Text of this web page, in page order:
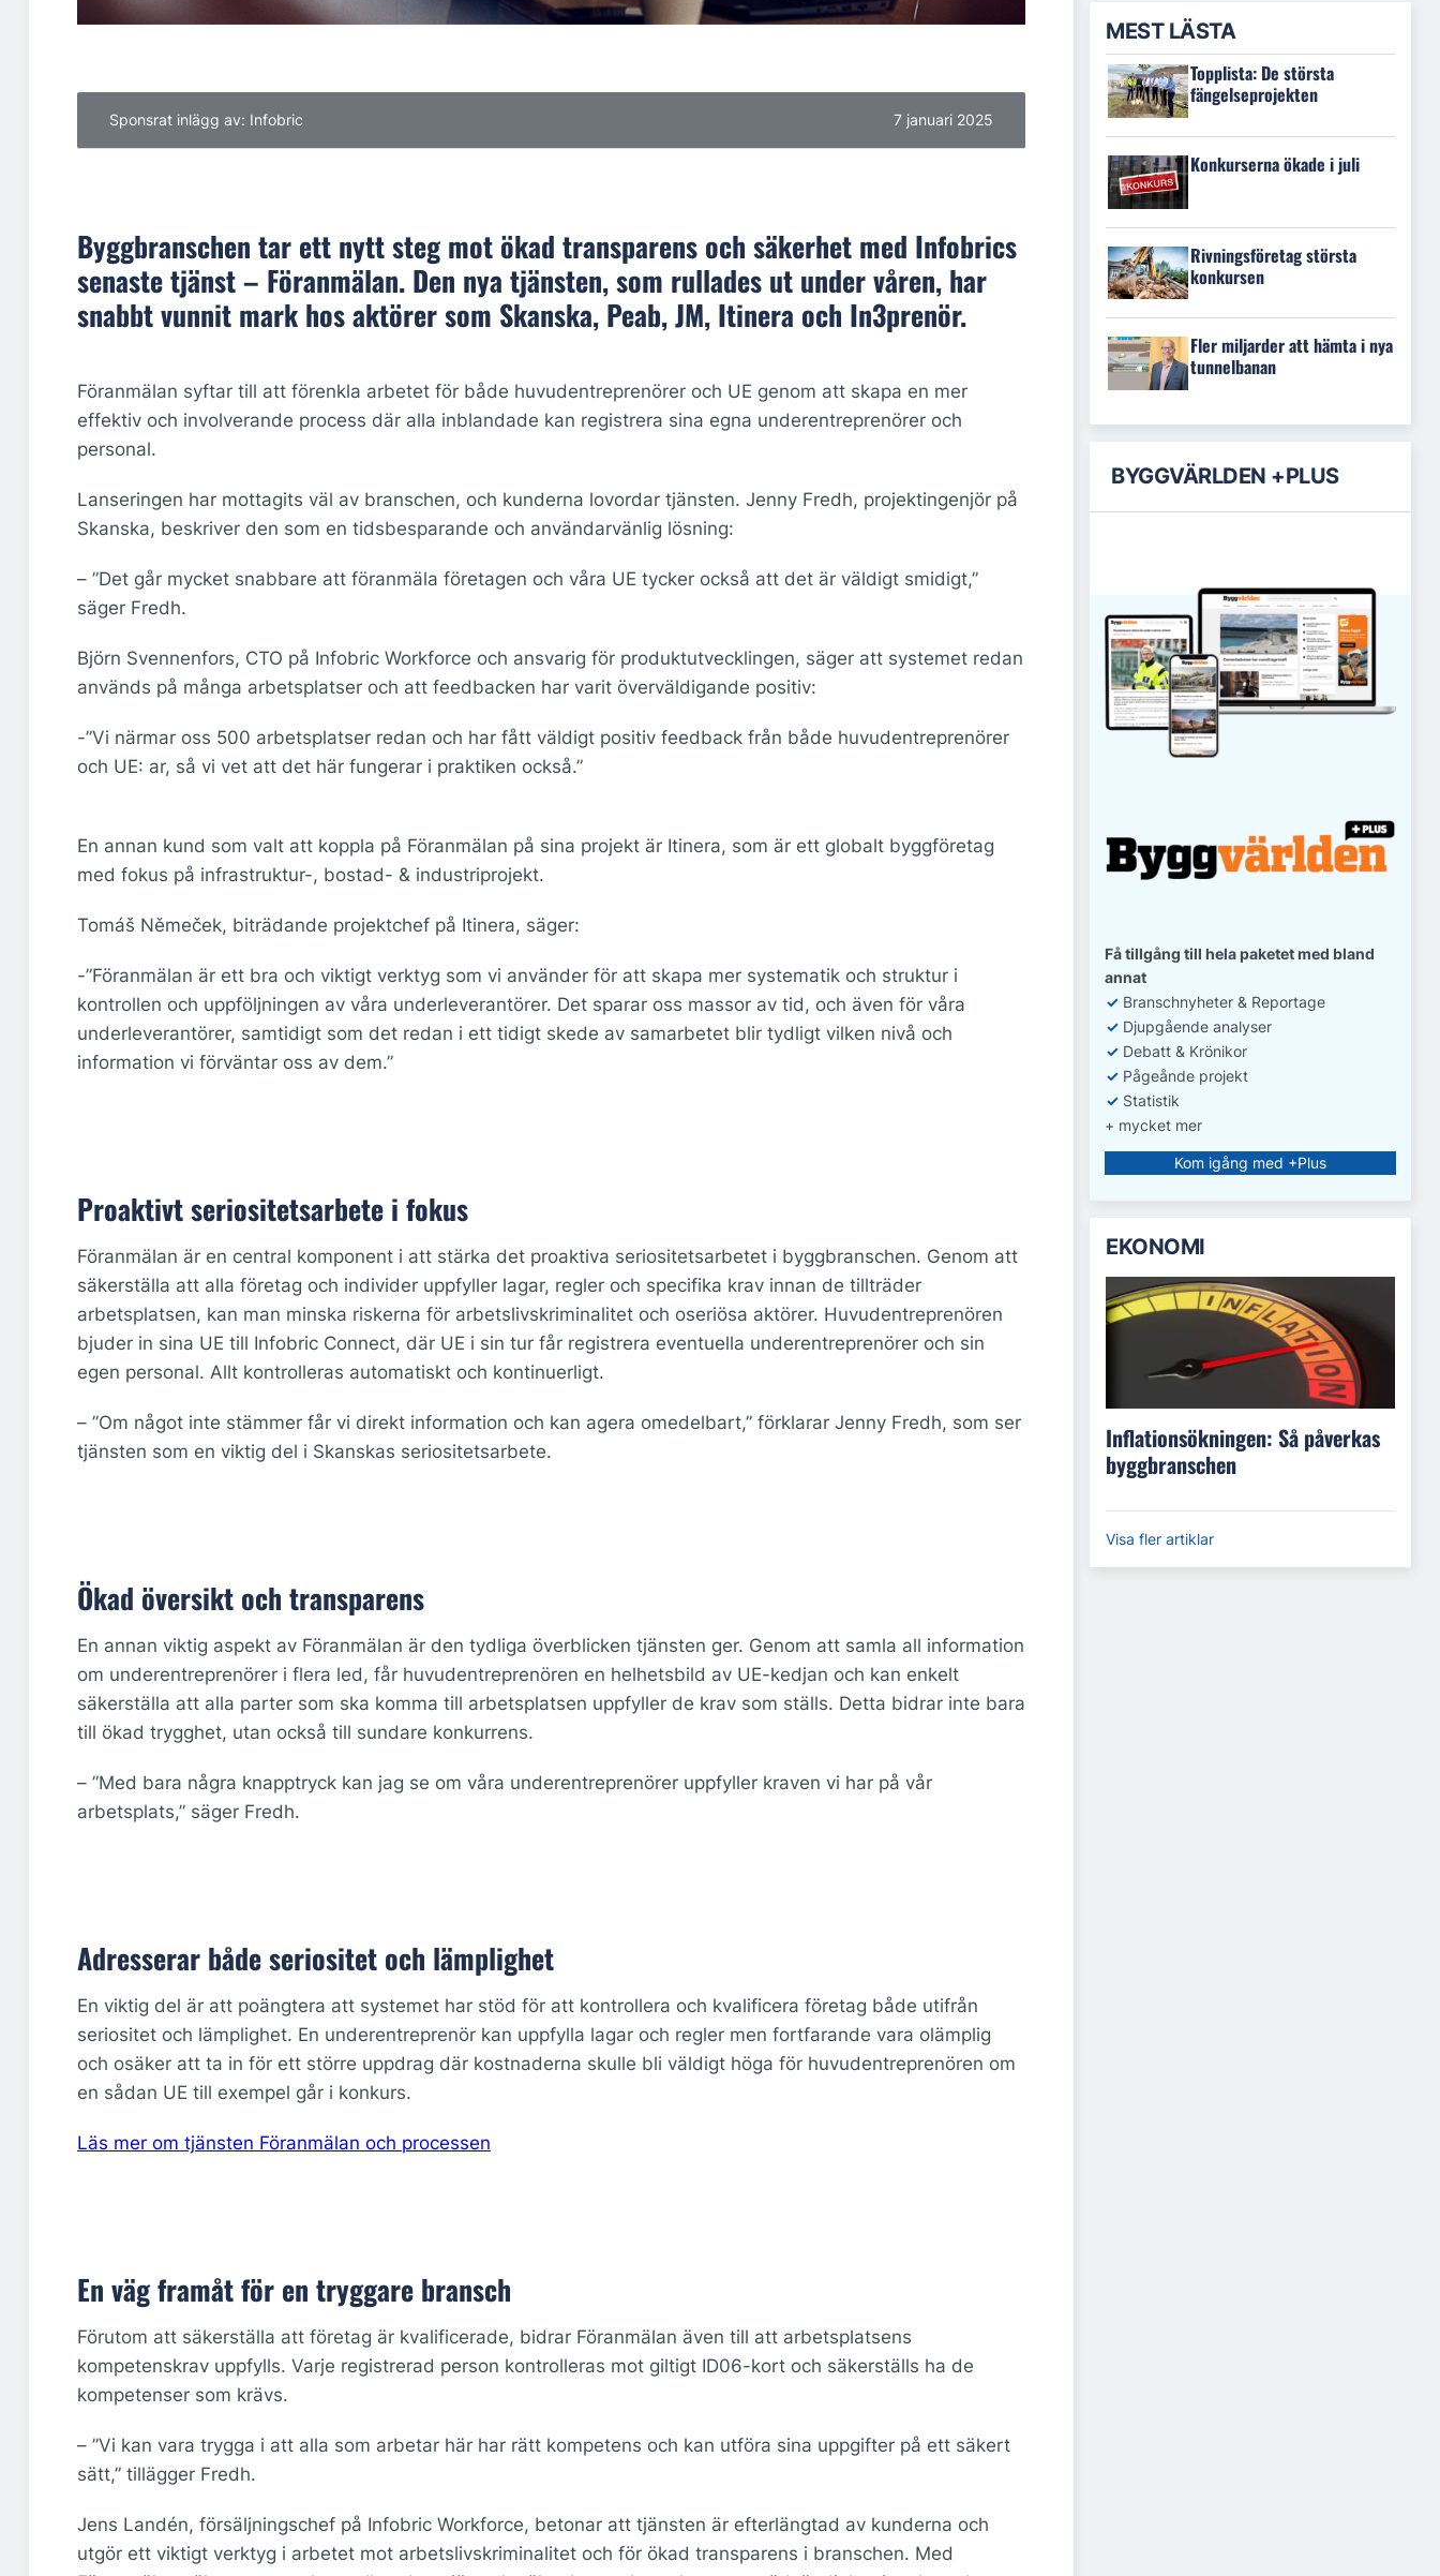
Sponsrat inlägg av: Infobric 7 januari 2025
Byggbranschen tar ett nytt steg mot ökad transparens och säkerhet med Infobrics
senaste tjänst – Föranmälan. Den nya tjänsten, som rullades ut under våren, har
snabbt vunnit mark hos aktörer som Skanska, Peab, JM, Itinera och In3prenör.
Föranmälan syftar till att förenkla arbetet för både huvudentreprenörer och UE genom att skapa en mer
effektiv och involverande process där alla inblandade kan registrera sina egna underentreprenörer och
personal.
Lanseringen har mottagits väl av branschen, och kunderna lovordar tjänsten. Jenny Fredh, projektingenjör på
Skanska, beskriver den som en tidsbesparande och användarvänlig lösning:
– ”Det går mycket snabbare att föranmäla företagen och våra UE tycker också att det är väldigt smidigt,”
säger Fredh.
Björn Svennenfors, CTO på Infobric Workforce och ansvarig för produktutvecklingen, säger att systemet redan
används på många arbetsplatser och att feedbacken har varit överväldigande positiv:
-”Vi närmar oss 500 arbetsplatser redan och har fått väldigt positiv feedback från både huvudentreprenörer
och UE: ar, så vi vet att det här fungerar i praktiken också.”
En annan kund som valt att koppla på Föranmälan på sina projekt är Itinera, som är ett globalt byggföretag
med fokus på infrastruktur-, bostad- & industriprojekt.
Tomáš Němeček, biträdande projektchef på Itinera, säger:
-”Föranmälan är ett bra och viktigt verktyg som vi använder för att skapa mer systematik och struktur i
kontrollen och uppföljningen av våra underleverantörer. Det sparar oss massor av tid, och även för våra
underleverantörer, samtidigt som det redan i ett tidigt skede av samarbetet blir tydligt vilken nivå och
information vi förväntar oss av dem.”
Proaktivt seriositetsarbete i fokus
Föranmälan är en central komponent i att stärka det proaktiva seriositetsarbetet i byggbranschen. Genom att
säkerställa att alla företag och individer uppfyller lagar, regler och specifika krav innan de tillträder
arbetsplatsen, kan man minska riskerna för arbetslivskriminalitet och oseriösa aktörer. Huvudentreprenören
bjuder in sina UE till Infobric Connect, där UE i sin tur får registrera eventuella underentreprenörer och sin
egen personal. Allt kontrolleras automatiskt och kontinuerligt.
– ”Om något inte stämmer får vi direkt information och kan agera omedelbart,” förklarar Jenny Fredh, som ser
tjänsten som en viktig del i Skanskas seriositetsarbete.
Ökad översikt och transparens
En annan viktig aspekt av Föranmälan är den tydliga överblicken tjänsten ger. Genom att samla all information
om underentreprenörer i flera led, får huvudentreprenören en helhetsbild av UE-kedjan och kan enkelt
säkerställa att alla parter som ska komma till arbetsplatsen uppfyller de krav som ställs. Detta bidrar inte bara
till ökad trygghet, utan också till sundare konkurrens.
– ”Med bara några knapptryck kan jag se om våra underentreprenörer uppfyller kraven vi har på vår
arbetsplats,” säger Fredh.
Adresserar både seriositet och lämplighet
En viktig del är att poängtera att systemet har stöd för att kontrollera och kvalificera företag både utifrån
seriositet och lämplighet. En underentreprenör kan uppfylla lagar och regler men fortfarande vara olämplig
och osäker att ta in för ett större uppdrag där kostnaderna skulle bli väldigt höga för huvudentreprenören om
en sådan UE till exempel går i konkurs.
Läs mer om tjänsten Föranmälan och processen
En väg framåt för en tryggare bransch
Förutom att säkerställa att företag är kvalificerade, bidrar Föranmälan även till att arbetsplatsens
kompetenskrav uppfylls. Varje registrerad person kontrolleras mot giltigt ID06-kort och säkerställs ha de
kompetenser som krävs.
– ”Vi kan vara trygga i att alla som arbetar här har rätt kompetens och kan utföra sina uppgifter på ett säkert
sätt,” tillägger Fredh.
Jens Landén, försäljningschef på Infobric Workforce, betonar att tjänsten är efterlängtad av kunderna och
utgör ett viktigt verktyg i arbetet mot arbetslivskriminalitet och för ökad transparens i branschen. Med
MEST LÄSTA
Topplista: De största
fängelseprojekten
Konkurserna ökade i juli
Rivningsföretag största
konkursen
Fler miljarder att hämta i nya
tunnelbanan
BYGGVÄRLDEN +PLUS
Få tillgång till hela paketet med bland
annat
✓ Branschnyheter & Reportage
✓ Djupgående analyser
✓ Debatt & Krönikor
✓ Pågeånde projekt
✓ Statistik
+ mycket mer
Kom igång med +Plus
EKONOMI
Inflationsökningen: Så påverkas
byggbranschen
Visa fler artiklar